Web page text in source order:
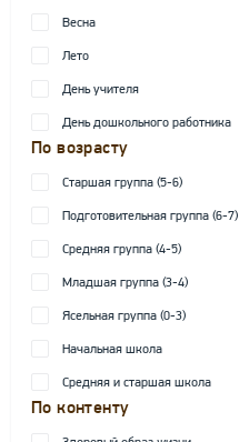
Весна
Лето
День учителя
День дошкольного работника
По возрасту
Старшая группа (5-6)
Подготовительная группа (6-7)
Средняя группа (4-5)
Младшая группа (3-4)
Ясельная группа (0-3)
Начальная школа
Средняя и старшая школа
По контенту